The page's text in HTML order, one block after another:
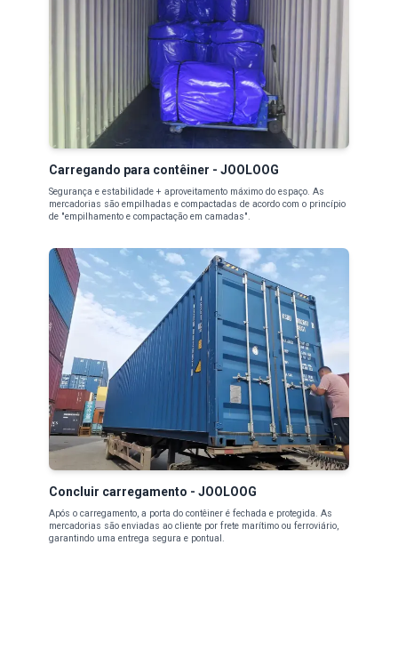
Carregando para contêiner - JOOLOOG
Segurança e estabilidade + aproveitamento máximo do espaço. As
mercadorias são empilhadas e compactadas de acordo com o princípio
de "empilhamento e compactação em camadas".
Concluir carregamento - JOOLOOG
Após o carregamento, a porta do contêiner é fechada e protegida. As
mercadorias são enviadas ao cliente por frete marítimo ou ferroviário,
garantindo uma entrega segura e pontual.